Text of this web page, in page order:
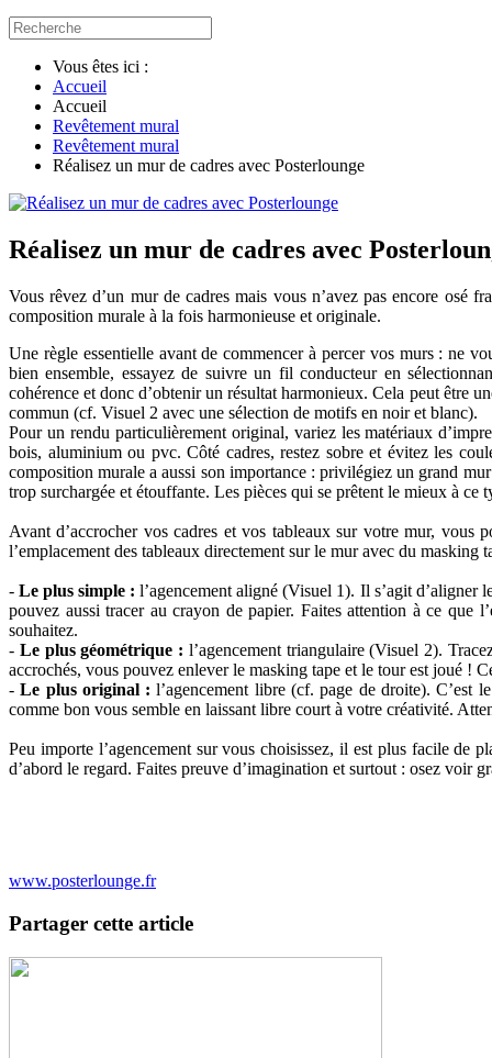
Vous êtes ici :
Accueil
Accueil
Revêtement mural
Revêtement mural
Réalisez un mur de cadres avec Posterlounge
Réalisez un mur de cadres avec
Vous rêvez d’un mur de cadres mais vous n’avez pas encore osé
composition murale à la fois harmonieuse et originale.
Une règle essentielle avant de commencer à percer vos murs : ne
bien ensemble, essayez de suivre un fil conducteur en
cohérence et donc d’obtenir un résultat harmonieux. Cela peut être
commun (cf. Visuel 2 avec une sélection de motifs en noir et blanc).
Pour un rendu particulièrement original, variez les matériaux
bois, aluminium ou pvc. Côté cadres, restez sobre et évitez les
composition murale a aussi son importance : privilégiez un grand
trop surchargée et étouffante. Les pièces qui se prêtent le mieux à ce
Avant d’accrocher vos cadres et vos tableaux sur votre mur, vous
l’emplacement des tableaux directement sur le mur avec du
- Le plus simple : l’agencement aligné (Visuel 1). Il s’agit d’aligner
pouvez aussi tracer au crayon de papier. Faites attention à ce que
souhaitez.
- Le plus géométrique : l’agencement triangulaire (Visuel 2).
accrochés, vous pouvez enlever le masking tape et le tour est joué !
-Le plus original : l’agencement libre (cf. page de droite). C’est
comme bon vous semble en laissant libre court à votre créativité.
Peu importe l’agencement sur vous choisissez, il est plus facile de
d’abord le regard. Faites preuve d’imagination et surtout : osez voir
www.posterlounge.fr
Partager cette article